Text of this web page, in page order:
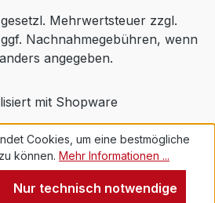
Mehrwertsteuer zzgl.
Nachnahmegebühren, wenn
angegeben.
mit Shopware
Cookies, um eine bestmögliche
können. Mehr Informationen ...
Nur technisch notwendige